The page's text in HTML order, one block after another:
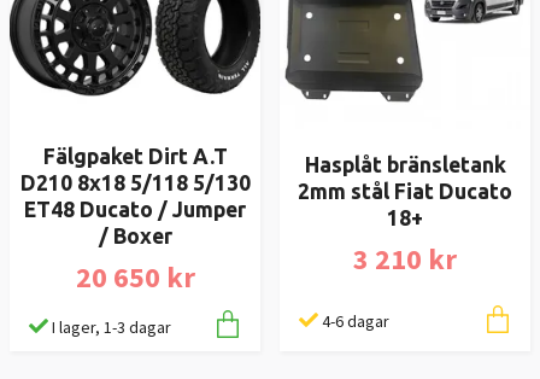
Fälgpaket Dirt A.T
D210 8x18 5/118 5/130
ET48 Ducato / Jumper
/ Boxer
20 650 kr
I lager, 1-3 dagar
Hasplåt bränsletank
2mm stål Fiat Ducato
18+
3 210 kr
4-6 dagar